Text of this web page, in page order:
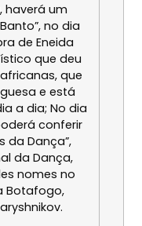
haverá um
no dia
de Eneida
que deu
que
e está
a dia; No dia
conferir
da Dança”,
da Dança,
nomes no
Botafogo,